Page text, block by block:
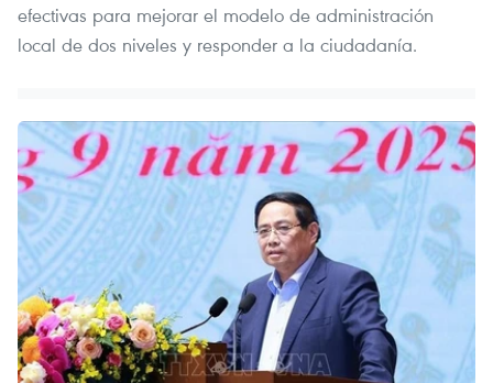
efectivas para mejorar el modelo de administración
local de dos niveles y responder a la ciudadanía.